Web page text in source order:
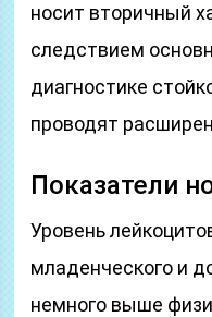
носит вторичный
следствием
диагностике
проводят
Показатели
Уровень
младенческого и
немного выше